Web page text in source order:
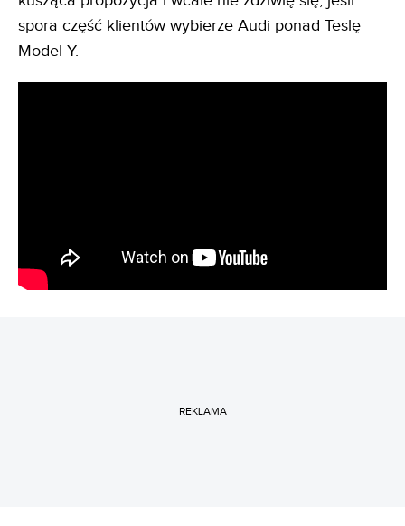
spora część klientów wybierze Audi ponad Teslę
Model Y.
REKLAMA